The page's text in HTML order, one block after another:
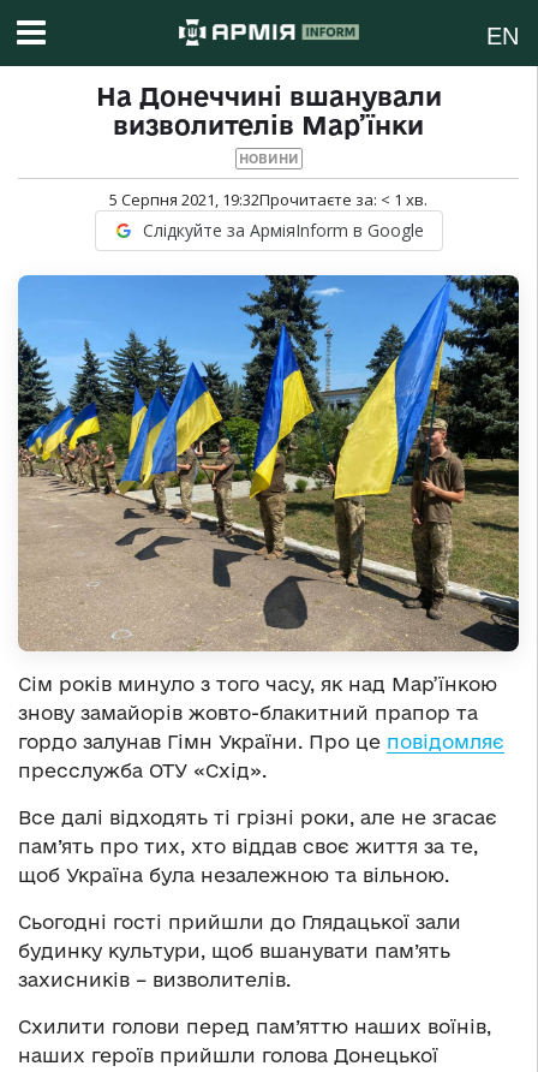
EN
На Донеччині вшанували
визволителів Мар’їнки
НОВИНИ
5 Серпня 2021, 19:32Прочитаєте за: < 1 хв.
Слідкуйте за АрміяInform в Google
Сім років минуло з того часу, як над Мар’їнкою
знову замайорів жовто-блакитний прапор та
гордо залунав Гімн України. Про це повідомляє
пресслужба ОТУ «Схід».
Все далі відходять ті грізні роки, але не згасає
пам’ять про тих, хто віддав своє життя за те,
щоб Україна була незалежною та вільною.
Сьогодні гості прийшли до Глядацької зали
будинку культури, щоб вшанувати пам’ять
захисників – визволителів.
Схилити голови перед пам’яттю наших воїнів,
наших героїв прийшли голова Донецької